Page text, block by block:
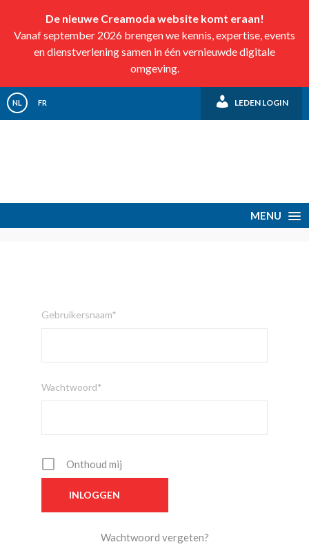
De nieuwe Creamoda website komt eraan!
Vanaf september 2026 brengen we kennis, expertise, events
en dienstverlening samen in één vernieuwde digitale
omgeving.
NL FR LEDEN LOGIN
MENU
Gebruikersnaam*
Wachtwoord*
Onthoud mij
Wachtwoord vergeten?